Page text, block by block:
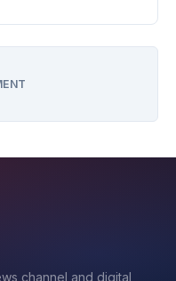
channel and digital